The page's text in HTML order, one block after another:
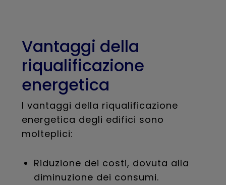
Vantaggi della
riqualificazione
energetica
I vantaggi della riqualificazione
energetica degli edifici sono
molteplici:
Riduzione dei costi, dovuta alla
diminuzione dei consumi.